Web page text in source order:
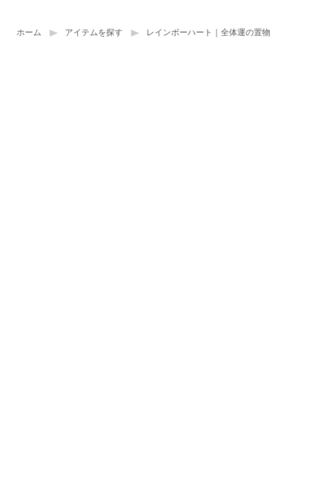
ホーム アイテムを探す レインボーハート｜全体運の置物